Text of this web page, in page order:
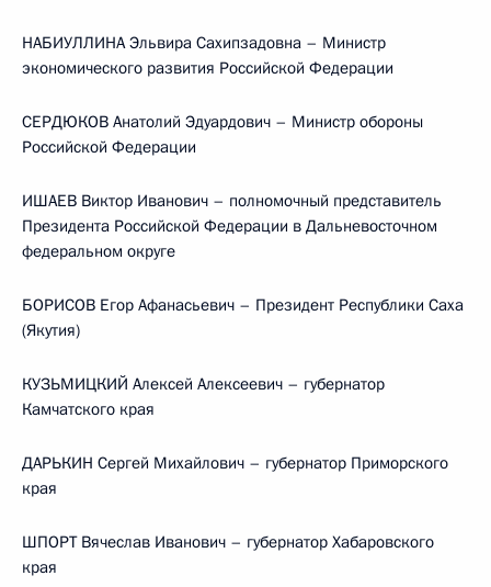
НАБИУЛЛИНА Эльвира Сахипзадовна – Министр
экономического развития Российской Федерации
СЕРДЮКОВ Анатолий Эдуардович – Министр обороны
Российской Федерации
ИШАЕВ Виктор Иванович – полномочный представитель
Президента Российской Федерации в Дальневосточном
федеральном округе
БОРИСОВ Егор Афанасьевич – Президент Республики Саха
(Якутия)
КУЗЬМИЦКИЙ Алексей Алексеевич – губернатор
Камчатского края
ДАРЬКИН Сергей Михайлович – губернатор Приморского
края
ШПОРТ Вячеслав Иванович – губернатор Хабаровского
края